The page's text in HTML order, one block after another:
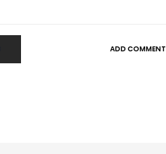
ADD COMMENT